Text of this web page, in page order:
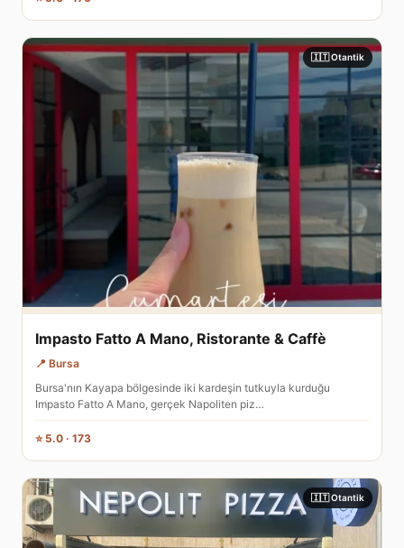
🇮🇹 Otantik
Impasto Fatto A Mano, Ristorante & Caffè
📍 Bursa
Bursa'nın Kayapa bölgesinde iki kardeşin tutkuyla kurduğu
Impasto Fatto A Mano, gerçek Napoliten piz…
⭐ 5.0 · 173
🇮🇹 Otantik